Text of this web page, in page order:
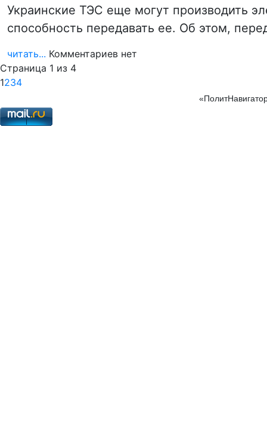
Украинские ТЭС еще могут производить
способность передавать ее. Об этом,
читать... Комментариев нет
Страница 1 из 4
1234